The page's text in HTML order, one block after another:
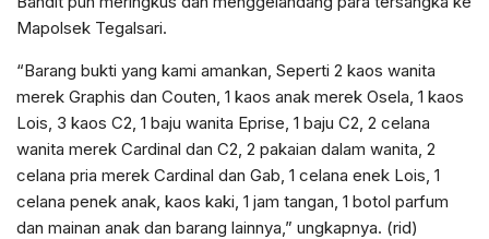
Mapolsek Tegalsari.
“Barang bukti yang kami amankan, Seperti 2 kaos wanita
merek Graphis dan Couten, 1 kaos anak merek Osela, 1 kaos
Lois, 3 kaos C2, 1 baju wanita Eprise, 1 baju C2, 2 celana
wanita merek Cardinal dan C2, 2 pakaian dalam wanita, 2
celana pria merek Cardinal dan Gab, 1 celana enek Lois, 1
celana penek anak, kaos kaki, 1 jam tangan, 1 botol parfum
dan mainan anak dan barang lainnya,” ungkapnya. (rid)